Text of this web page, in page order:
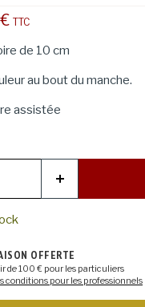
€TTC
de 10 cm
au bout du manche.
assistée
OFFERTE
de 100 € pour les particuliers
conditions pour les professionnels